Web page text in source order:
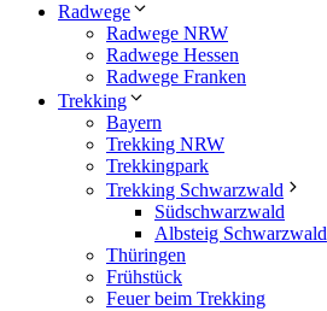
Radwege
Radwege NRW
Radwege Hessen
Radwege Franken
Trekking
Bayern
Trekking NRW
Trekkingpark
Trekking Schwarzwald
Südschwarzwald
Albsteig Schwarzwald
Thüringen
Frühstück
Feuer beim Trekking